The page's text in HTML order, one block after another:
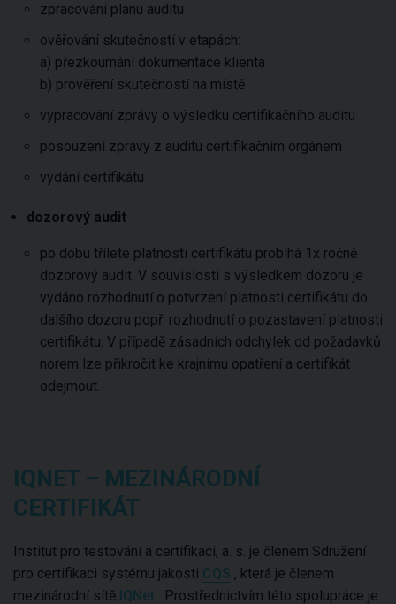
zpracování plánu auditu
ověřování skutečností v etapách:
a) přezkoumání dokumentace klienta
b) prověření skutečností na místě
vypracování zprávy o výsledku certifikačního auditu
posouzení zprávy z auditu certifikačním orgánem
vydání certifikátu
dozorový audit
po dobu tříleté platnosti certifikátu probíhá 1x ročně
dozorový audit. V souvislosti s výsledkem dozoru je
vydáno rozhodnutí o potvrzení platnosti certifikátu do
dalšího dozoru popř. rozhodnutí o pozastavení platnosti
certifikátu. V případě zásadních odchylek od požadavků
norem lze přikročit ke krajnímu opatření a certifikát
odejmout.
IQNET – MEZINÁRODNÍ
CERTIFIKÁT
Institut pro testování a certifikaci, a. s. je členem Sdružení
pro certifikaci systému jakosti CQS , která je členem
mezinárodní sítě IQNet . Prostřednictvím této spolupráce je